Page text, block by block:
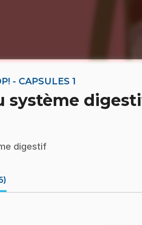
- CAPSULES 1
système
digestif
)